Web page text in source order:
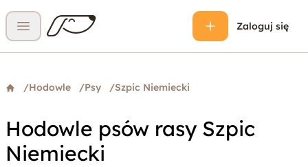
Otwórz menu
Zaloguj się
/Hodowle /Psy /Szpic Niemiecki
Hodowle psów rasy Szpic
Niemiecki